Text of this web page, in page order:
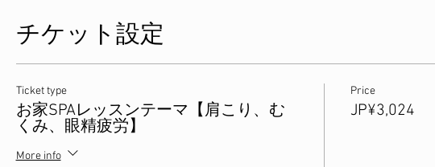
チケット設定
Ticket type
お家SPAレッスンテーマ【肩こり、む
くみ、眼精疲労】
More info
Price
JP¥3,024